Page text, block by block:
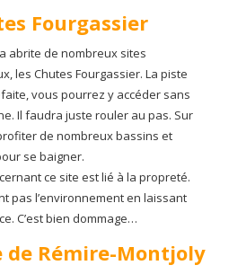
Fourgassier
abrite de nombreux sites
les Chutes Fourgassier. La piste
vous pourrez y accéder sans
Il faudra juste rouler au pas. Sur
de nombreux bassins et
se baigner.
ce site est lié à la propreté.
pas l’environnement en laissant
C’est bien dommage…
de Rémire-Montjoly